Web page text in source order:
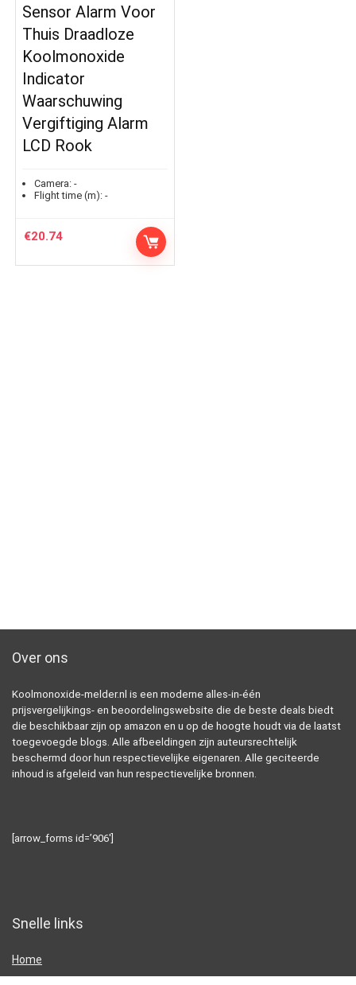
Sensor Alarm Voor
Thuis Draadloze
Koolmonoxide
Indicator
Waarschuwing
Vergiftiging Alarm
LCD Rook
Camera: -
Flight time (m): -
€20.74
Over ons
Koolmonoxide-melder.nl is een moderne alles-in-één
prijsvergelijkings- en beoordelingswebsite die de beste deals biedt
die beschikbaar zijn op amazon en u op de hoogte houdt via de laatst
toegevoegde blogs. Alle afbeeldingen zijn auteursrechtelijk
beschermd door hun respectievelijke eigenaren. Alle geciteerde
inhoud is afgeleid van hun respectievelijke bronnen.
[arrow_forms id=’906′]
Snelle links
Home